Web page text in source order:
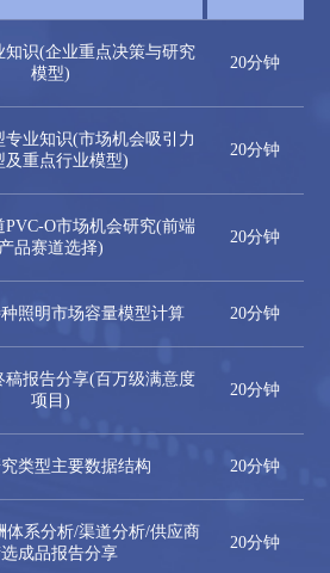
知识(企业重点决策与研究
模型)
20分钟
专业知识(市场机会吸引力
及重点行业模型)
20分钟
PVC-O市场机会研究(前端
产品赛道选择)
20分钟
照明市场容量模型计算 20分钟
稿报告分享(百万级满意度
项目)
20分钟
类型主要数据结构 20分钟
体系分析/渠道分析/供应商
成品报告分享
20分钟